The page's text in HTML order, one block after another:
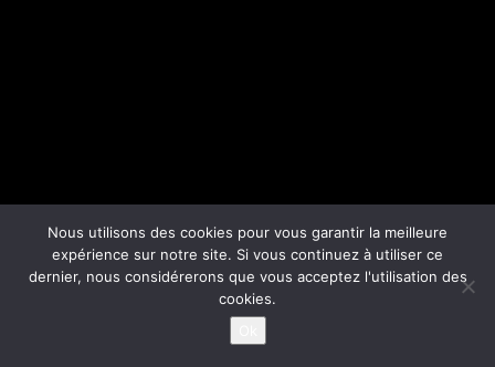
Nous utilisons des cookies pour vous garantir la meilleure
expérience sur notre site. Si vous continuez à utiliser ce
dernier, nous considérerons que vous acceptez l'utilisation des
cookies.